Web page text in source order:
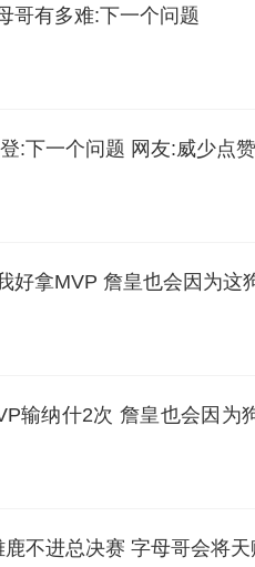
哥有多难:下一个问题
:下一个问题 网友:威少点
好拿MVP 詹皇也会因为这
输纳什2次 詹皇也会因为
不进总决赛 字母哥会将